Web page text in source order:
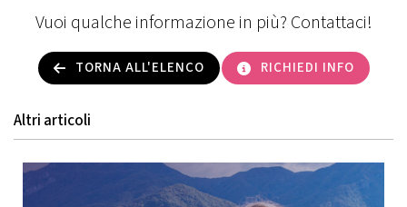
Vuoi qualche informazione in più? Contattaci!
TORNA ALL'ELENCO RICHIEDI INFO
Altri articoli